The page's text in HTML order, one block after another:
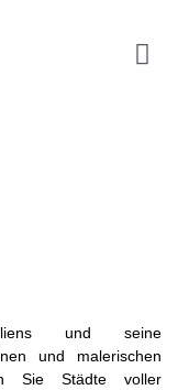
und seine
und malerischen
Sie Städte voller